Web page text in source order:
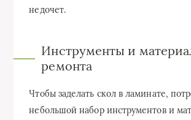
недочет.
Инструменты и
ремонта
Чтобы заделать скол в ламинате,
небольшой набор инструментов и